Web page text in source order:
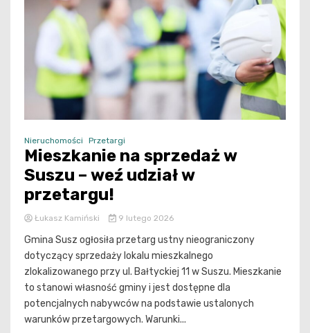
Nieruchomości Przetargi
Mieszkanie na sprzedaż w
Suszu – weź udział w
przetargu!
Łukasz Kamiński 9 lutego 2026
Gmina Susz ogłosiła przetarg ustny nieograniczony
dotyczący sprzedaży lokalu mieszkalnego
zlokalizowanego przy ul. Bałtyckiej 11 w Suszu. Mieszkanie
to stanowi własność gminy i jest dostępne dla
potencjalnych nabywców na podstawie ustalonych
warunków przetargowych. Warunki...